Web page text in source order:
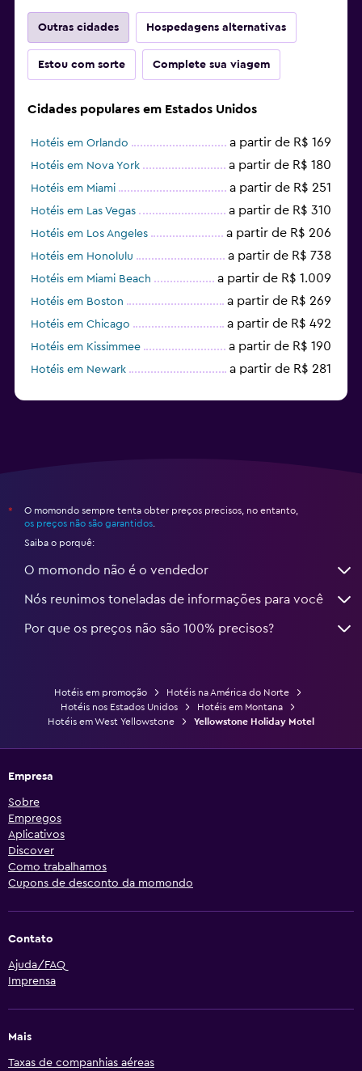
Outras cidades Hospedagens alternativas
Estou com sorte Complete sua viagem
Cidades populares em Estados Unidos
Hotéis em Orlando a partir de R$ 169
Hotéis em Nova York a partir de R$ 180
Hotéis em Miami a partir de R$ 251
Hotéis em Las Vegas a partir de R$ 310
Hotéis em Los Angeles a partir de R$ 206
Hotéis em Honolulu a partir de R$ 738
Hotéis em Miami Beach a partir de R$ 1.009
Hotéis em Boston a partir de R$ 269
Hotéis em Chicago a partir de R$ 492
Hotéis em Kissimmee a partir de R$ 190
Hotéis em Newark a partir de R$ 281
*
O momondo sempre tenta obter preços precisos, no entanto,
os preços não são garantidos
Saiba o porquê:
O momondo não é o vendedor
Nós reunimos toneladas de informações para você
Por que os preços não são 100% precisos?
Hotéis em promoção
Hotéis na América do Norte
Hotéis nos Estados Unidos
Hotéis em Montana
Hotéis em West Yellowstone
Yellowstone Holiday Motel
Empresa
Sobre
Empregos
Aplicativos
Discover
Como trabalhamos
Cupons de desconto da momondo
Contato
Ajuda/FAQ
Imprensa
Mais
Taxas de companhias aéreas